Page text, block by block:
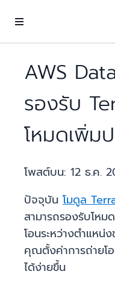
AWS
รองรับ
โหมดเพิ่ม
โพสต์บน: 12 ธ.ค.
ปัจจุบัน โมดูล
สามารถรองรับโหม
โอนระหว่างตำแหน่
คุณตั้งค่าการถ่ายโ
ได้ง่ายขึ้น